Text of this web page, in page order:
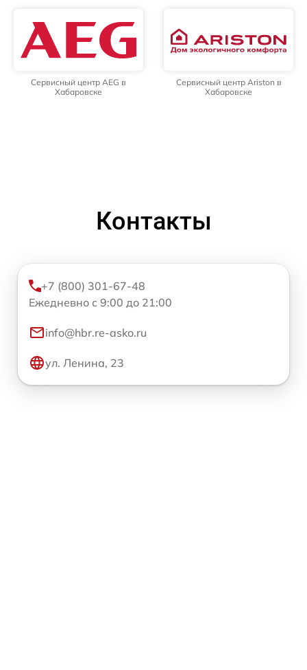
Сервисный центр AEG в
Хабаровске
Сервисный центр Ariston в
Хабаровске
Контакты
+7 (800) 301-67-48
Ежедневно с 9:00 до 21:00
info@hbr.re-asko.ru
ул. Ленина, 23